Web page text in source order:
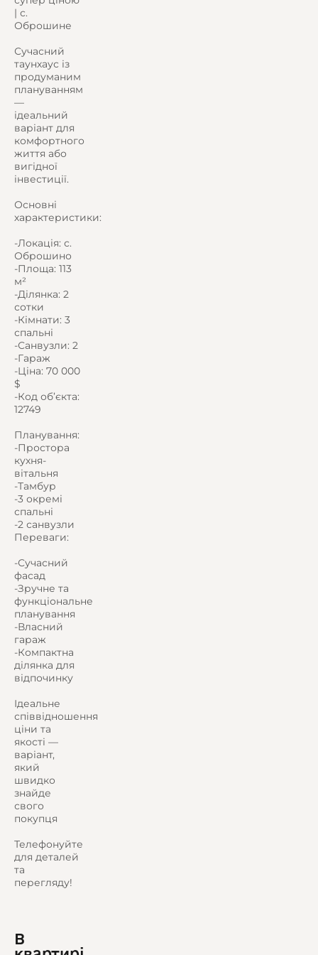
| с.
Оброшине
Сучасний
таунхаус із
продуманим
плануванням
—
ідеальний
варіант для
комфортного
життя або
вигідної
інвестиції.
Основні
характеристики:
-Локація: с.
Оброшино
-Площа: 113
м²
-Ділянка: 2
сотки
-Кімнати: 3
спальні
-Санвузли: 2
-Гараж
-Ціна: 70 000
$
-Код об’єкта:
12749
Планування:
-Простора
кухня-
вітальня
-Тамбур
-3 окремі
спальні
-2 санвузли
Переваги:
-Сучасний
фасад
-Зручне та
функціональне
планування
-Власний
гараж
-Компактна
ділянка для
відпочинку
Ідеальне
співвідношення
ціни та
якості —
варіант,
який
швидко
знайде
свого
покупця
Телефонуйте
для деталей
та
перегляду!
В